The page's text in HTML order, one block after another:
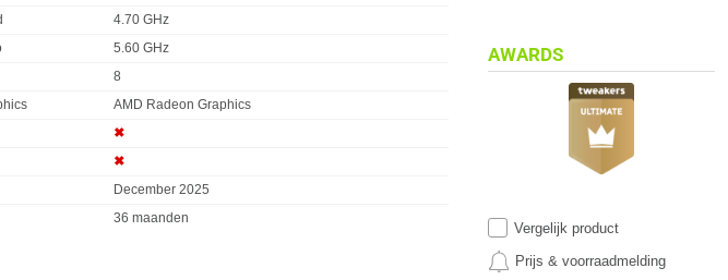
4.70 GHz
5.60 GHz
8
AMD Radeon Graphics
✖︎
✖︎
December 2025
36 maanden
Vergelijk product
Prijs & voorraadmelding
AWARDS